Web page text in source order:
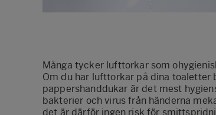
Många tycker lufttorkar som
Om du har lufttorkar på dina toaletter
pappershanddukar är det mest
bakterier och virus från händerna
det är därför ingen risk för